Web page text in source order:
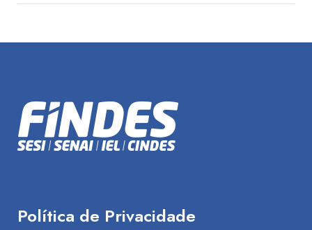
Política de Privacidade